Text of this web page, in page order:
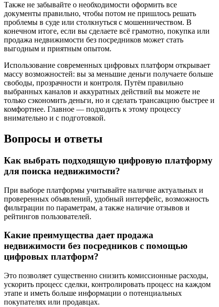
Также не забывайте о необходимости оформить все
документы правильно, чтобы потом не пришлось решать
проблемы в суде или столкнуться с мошенничеством. В
конечном итоге, если вы сделаете всё грамотно, покупка или
продажа недвижимости без посредников может стать
выгодным и приятным опытом.
Использование современных цифровых платформ открывает
массу возможностей: вы за меньшие деньги получаете больше
свободы, прозрачности и контроля. Путём правильно
выбранных каналов и аккуратных действий вы можете не
только сэкономить деньги, но и сделать трансакцию быстрее и
комфортнее. Главное — подходить к этому процессу
внимательно и с подготовкой.
Вопросы и ответы
Как выбрать подходящую цифровую платформу
для поиска недвижимости?
При выборе платформы учитывайте наличие актуальных и
проверенных объявлений, удобный интерфейс, возможность
фильтрации по параметрам, а также наличие отзывов и
рейтингов пользователей.
Какие преимущества дает продажа
недвижимости без посредников с помощью
цифровых платформ?
Это позволяет существенно снизить комиссионные расходы,
ускорить процесс сделки, контролировать процесс на каждом
этапе и иметь больше информации о потенциальных
покупателях или продавцах.